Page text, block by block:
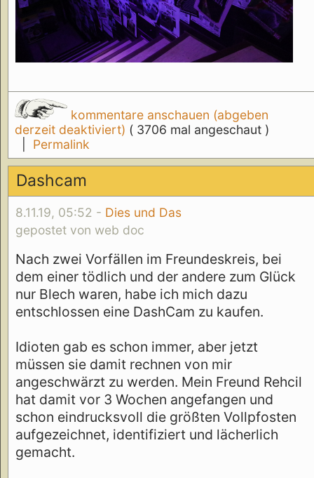
kommentare anschauen (abgeben
derzeit deaktiviert) ( 3706 mal angeschaut )
Permalink
Dashcam
8.11.19, 05:52 - Dies und Das
gepostet von web doc
Nach zwei Vorfällen im Freundeskreis, bei
dem einer tödlich und der andere zum Glück
nur Blech waren, habe ich mich dazu
entschlossen eine DashCam zu kaufen.
Idioten gab es schon immer, aber jetzt
müssen sie damit rechnen von mir
angeschwärzt zu werden. Mein Freund Rehcil
hat damit vor 3 Wochen angefangen und
schon eindrucksvoll die größten Vollpfosten
aufgezeichnet, identifiziert und lächerlich
gemacht.